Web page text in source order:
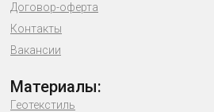
Договор-оферта
Контакты
Вакансии
Материалы:
Геотекстиль